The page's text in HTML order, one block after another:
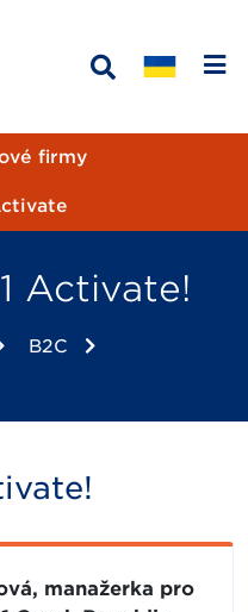
firmy
Activate!
B2C
manažerka pro